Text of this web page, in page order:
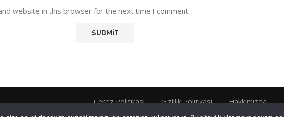
website in this browser for the next time I comment.
Çerez Politikası Gizlilik Politikası Hakkımızda